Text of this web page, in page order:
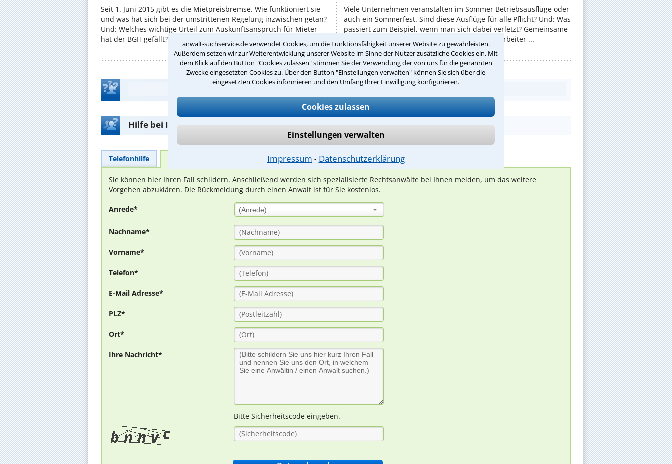
anwalt-suchservice.de verwendet Cookies, um die Funktionsfähigkeit unserer Website zu gewährleisten.
Außerdem setzen wir zur Weiterentwicklung unserer Website im Sinne der Nutzer zusätzliche Cookies ein. Mit
dem Klick auf den Button "Cookies zulassen" stimmen Sie der Verwendung der von uns für die genannten
Zwecke eingesetzten Cookies zu. Über den Button "Einstellungen verwalten" können Sie sich über die
eingesetzten Cookies informieren und den Umfang Ihrer Einwilligung konfigurieren.
Cookies zulassen
Einstellungen verwalten
Impressum ⁃ Datenschutzerklärung
Seit 1. Juni 2015 gibt es die Mietpreisbremse. Wie funktioniert sie
und was hat sich bei der umstrittenen Regelung inzwischen getan?
Und: Welches wichtige Urteil zum Auskunftsanspruch für Mieter
hat der BGH gefällt? ...
Viele Unternehmen veranstalten im Sommer Betriebsausflüge oder
auch ein Sommerfest. Sind diese Ausflüge für alle Pflicht? Und: Was
passiert zum Beispiel, wenn man sich dabei verletzt? Gemeinsame
Erlebnisse außerhalb der Arbeit sollen die Mitarbeiter ...
Teste Dein Rechtswissen
Hilfe bei Ihrer Anwaltsuche?
Telefonhilfe
Sie können hier Ihren Fall schildern. Anschließend werden sich spezialisierte Rechtsanwälte bei Ihnen melden, um das weitere
Vorgehen abzuklären. Die Rückmeldung durch einen Anwalt ist für Sie kostenlos.
Anrede* (Anrede)
Nachname*
Vorname*
Telefon*
E-Mail Adresse*
PLZ*
Ort*
Ihre Nachricht*
Bitte Sicherheitscode eingeben.